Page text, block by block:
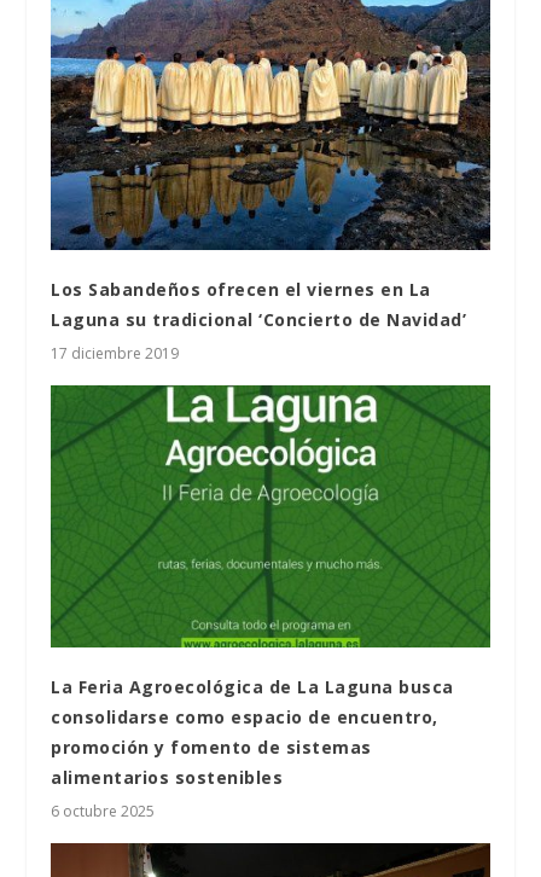
Los Sabandeños ofrecen el viernes en La
Laguna su tradicional ‘Concierto de Navidad’
17 diciembre 2019
La Feria Agroecológica de La Laguna busca
consolidarse como espacio de encuentro,
promoción y fomento de sistemas
alimentarios sostenibles
6 octubre 2025